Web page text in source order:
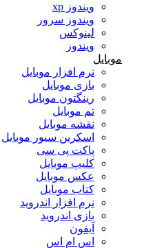
ویندوز xp
ویندوز سرور
لینوکس
ویندوز
موبایل
نرم افزار موبایل
بازی موبایل
رینگتون موبایل
تم موبایل
نقشه موبایل
اسکرین سیور موبایل
پاکت پی سی
کلیپ موبایل
عکس موبایل
کتاب موبایل
نرم افزار اندروید
بازی اندروید
آیفون
اس ام اس